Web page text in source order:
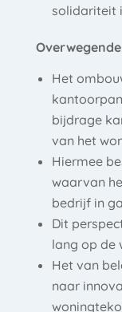
solidariteit
Het
bijdrage
van het
Hiermee
waarvan
bedrijf in
Dit
lang op de
Het van
naar